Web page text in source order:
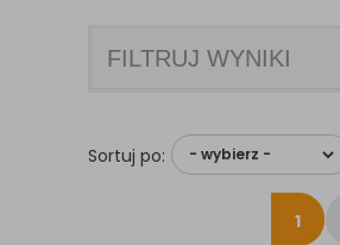
FILTRUJ WYNIKI
Sortuj po:
1